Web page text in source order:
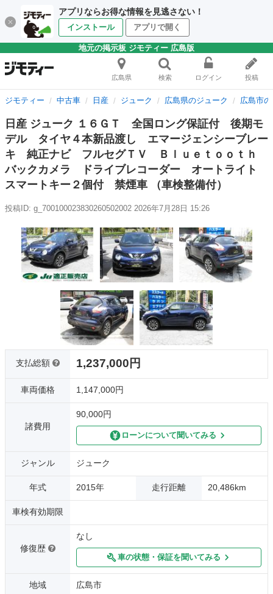
アプリならお得な情報を見逃さない！
インストール アプリで開く
地元の掲示板 ジモティー 広島版
広島県 検索 ログイン 投稿
ジモティー 中古車 日産 ジューク 広島県のジューク 広島市
日産 ジューク １６ＧＴ 全国ロング保証付 後期モ
デル タイヤ４本新品渡し エマージェンシーブレー
キ 純正ナビ フルセグＴＶ Ｂｌｕｅｔｏｏｔｈ
バックカメラ ドライブレコーダー オートライト
スマートキー２個付 禁煙車 （車検整備付）
投稿ID: g_700100023830260502002 2026年7月28日 15:26
支払総額 1,237,000円
車両価格 1,147,000円
諸費用
90,000円
ローンについて聞いてみる
ジャンル ジューク
年式 2015年 走行距離 20,486km
車検有効期限
修復歴
なし
車の状態・保証を聞いてみる
地域 広島市